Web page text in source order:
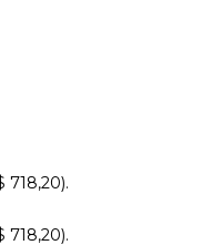
718,20).
718,20).